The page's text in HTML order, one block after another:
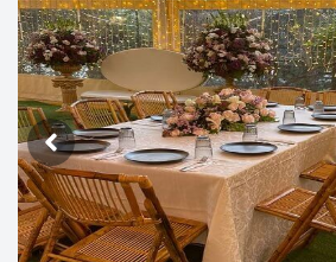
נשכחת.